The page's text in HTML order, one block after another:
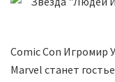
Comic Con Игромир
Marvel станет